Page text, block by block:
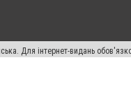
Для інтернет-видань